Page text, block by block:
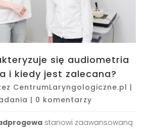
się audiometria
i kiedy jest zalecana?
CentrumLaryngologiczne.pl |
| 0 komentarzy
stanowi zaawansowaną